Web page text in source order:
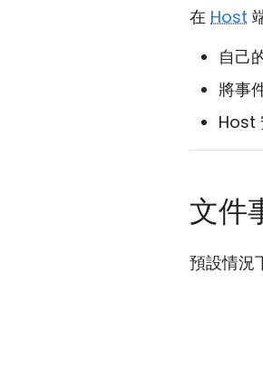
在 Host
自己
將事
Host
文件
預設情況